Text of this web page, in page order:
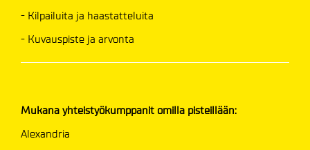
- Kilpailuita ja haastatteluita
- Kuvauspiste ja arvonta​
Mukana yhteistyökumppanit omilla pisteillään:
Alexandria